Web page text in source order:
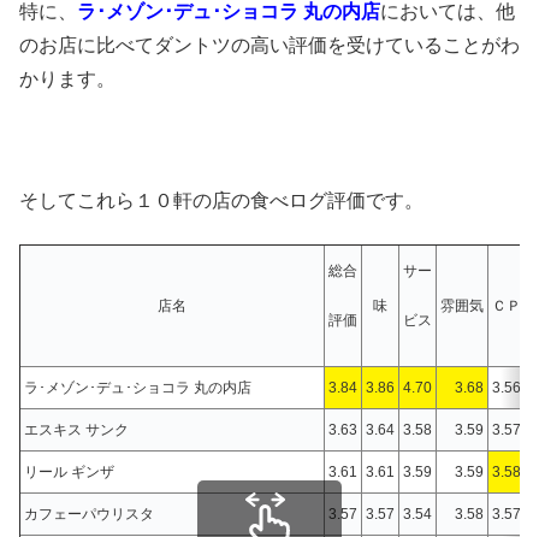
特に、 ラ･メゾン･デュ･ショコラ 丸の内店においては、他
のお店に比べてダントツの高い評価を受けていることがわ
かります。
そしてこれら１０軒の店の食べログ評価です。
店名
総合
評価
味
サー
ビス
雰囲気 ＣＰ
ラ･メゾン･デュ･ショコラ 丸の内店 3.84 3.86 4.70 3.68 3.56
エスキス サンク 3.63 3.64 3.58 3.59 3.57
リール ギンザ 3.61 3.61 3.59 3.59 3.58
カフェーパウリスタ 3.57 3.57 3.54 3.58 3.57